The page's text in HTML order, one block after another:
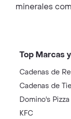
minerales
Top Marcas
Cadenas de
Cadenas de
Domino's Pizza
KFC